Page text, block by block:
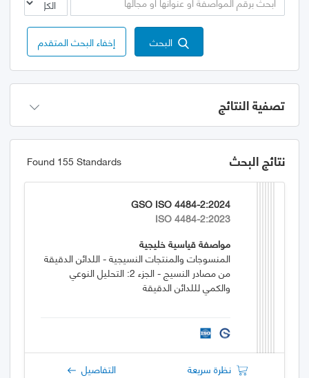
البحث إخفاء البحث المتقدم
تصفية النتائج
نتائج البحث Found 155 Standards
GSO ISO 4484-2:2024
ISO 4484-2:2023
مواصفة قياسية خليجية
المنسوجات والمنتجات النسيجية - اللدائن الدقيقة
من مصادر النسيج - الجزء 2: التحليل النوعي
والكمي لللدائن الدقيقة
نظرة سريعة التفاصيل